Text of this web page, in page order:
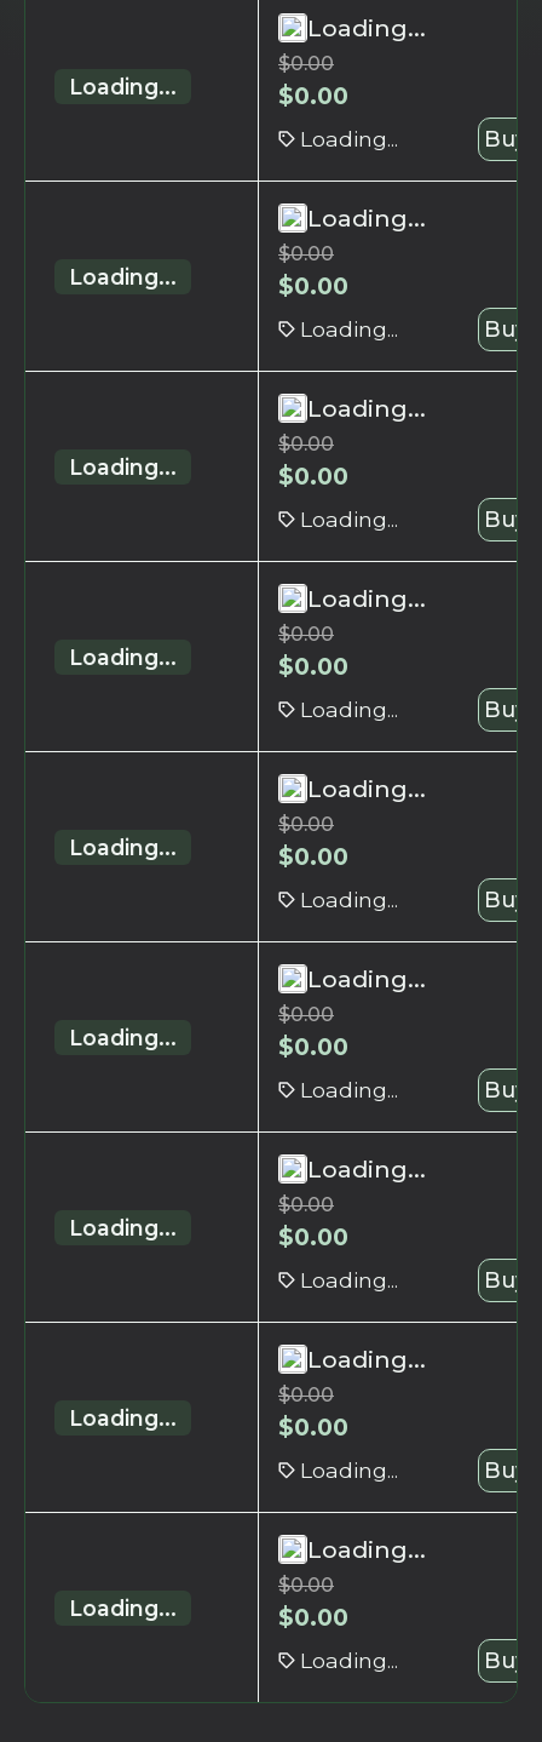
Loading...
Loading...
$0.00
$0.00
Loading... Buy
Loading...
Loading...
$0.00
$0.00
Loading... Buy
Loading...
Loading...
$0.00
$0.00
Loading... Buy
Loading...
Loading...
$0.00
$0.00
Loading... Buy
Loading...
Loading...
$0.00
$0.00
Loading... Buy
Loading...
Loading...
$0.00
$0.00
Loading... Buy
Loading...
Loading...
$0.00
$0.00
Loading... Buy
Loading...
Loading...
$0.00
$0.00
Loading... Buy
Loading...
Loading...
$0.00
$0.00
Loading... Buy